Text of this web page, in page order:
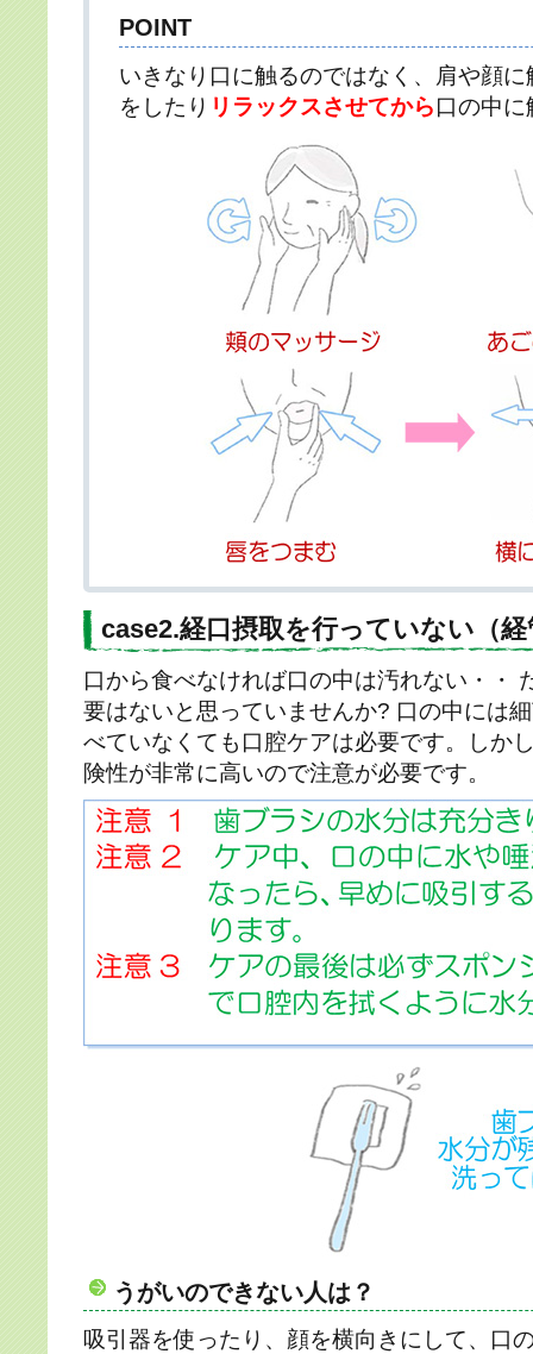
POINT
いきなり口に触るのではなく、肩や顔
をしたり リラックスさせてから口の中
case2.経口摂取を行っていない（
口から食べなければ口の中は汚れない・・
要はないと思っていませんか? 口の中には
べていなくても口腔ケアは必要です。しか
険性が非常に高いので注意が必要です。
うがいのできない人は？
吸引器を使ったり、顔を横向きにして、口